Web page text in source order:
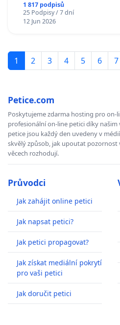
1 817 podpisů
25 Podpisy / 7 dní
12 Jun 2026
1 2 3 4 5 6 7
Petice.com
Poskytujeme zdarma hosting pro on-
profesionální on-line petici díky
petice jsou každý den uvedeny v
skvělý způsob, jak upoutat pozornost
věcech rozhodují.
Průvodci
Jak zahájit online petici
Jak napsat petici?
Jak petici propagovat?
Jak získat mediální pokrytí
pro vaši petici
Jak doručit petici